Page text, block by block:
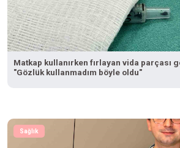
Matkap kullanırken fırlayan vida parçası
"Gözlük kullanmadım böyle oldu"
Sağlık